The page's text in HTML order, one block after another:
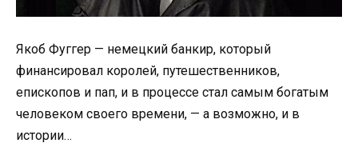
Якоб Фуггер — немецкий банкир, который
финансировал королей, путешественников,
епископов и пап, и в процессе стал самым богатым
человеком своего времени, — а возможно, и в
истории…